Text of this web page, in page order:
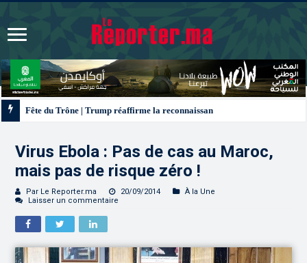
Virus Ebola : Pas de cas au Maroc,
mais pas de risque zéro !
Par Le Reporter.ma 20/09/2014
À la Une
Laisser un commentaire